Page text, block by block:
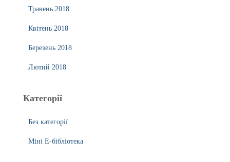
Травень 2018
Квітень 2018
Березень 2018
Лютий 2018
Категорії
Без категорії
Міні Е-бібліотека